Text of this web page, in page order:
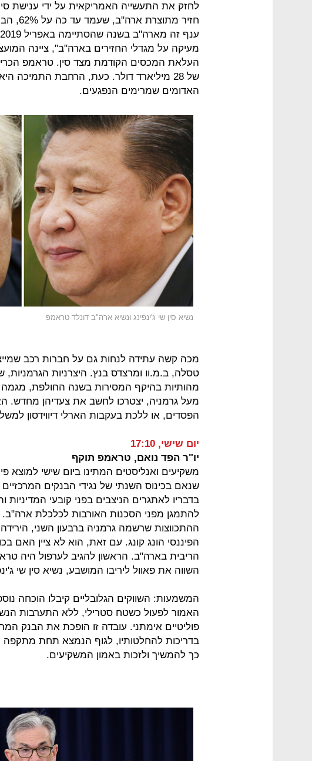
לחזק את התעשייה האמריקאית על ידי ענישת
מעיקה על מגדלי החזירים בארה"ב", ציינה
העלאת המכסים הקודמת מצד סין. טראמפ
של 28 מיליארד דולר. כעת, הרחבת התמיכה
האדומים שמרימים הנפגעים.
נשיא סין שי ג'ינפינג ונשיא ארה"ב דונלד טראמפ
מכה קשה עתידה לנחות גם על חברות רכב
טסלה, ב.מ.וו ומרצדס בנץ. היצרניות הגרמניות,
מהותיות בהיקף המסירות בשנה החולפת,
מעל גרמניה, יצטרכו לחשב את צעדיהן מחדש.
הפסדים, או ללכת בעקבות הארלי דיווידסון
יום שישי, 17:10
יו"ר הפד נואם, טראמפ תוקף
משקיעים ואנליסטים המתינו ביום שישי למוצא
שנאם בכינוס השנתי של נגידי הבנקים המרכזיים
בדבריו לאתגרים הניצבים בפני קובעי
להתמגן מפני הסכנות האורבות לכלכלת
ההתכווצות שרשמה גרמניה ברבעון השני,
הפיננסי הונג קונג. עם זאת, הוא לא ציין האם
הריבית בארה"ב. הראשון להגיב לערפול היה
השווה את פאוול ליריבו המושבע, נשיא סין שי
המשמעות: השווקים הגלובליים קיבלו הוכחה
האמור לפעול כשטח סטרילי, ללא התערבות
פוליטיים אימתני. עובדה זו הופכת את הבנק
בדריכות להחלטותיו, לגוף הנמצא תחת
כך להמשיך ולזכות באמון המשקיעים.